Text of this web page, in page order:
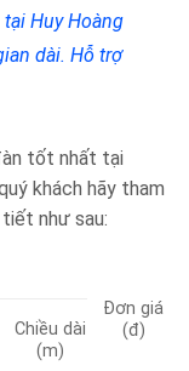
Huy Hoàng
dài. Hỗ trợ
tốt nhất tại
khách hãy tham
như sau:
Đơn giá
(đ)
Chiều dài
(m)